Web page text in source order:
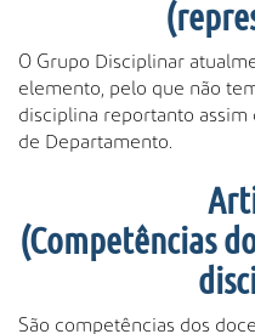
O Grupo Disciplinar
elemento, pelo que não
disciplina reportanto
de Departamento.
(Competências
São competências dos